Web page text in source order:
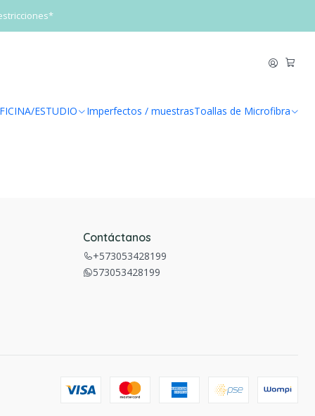
ESTUDIO Imperfectos / muestrasToallas de Microfibra
Contáctanos
+573053428199
573053428199